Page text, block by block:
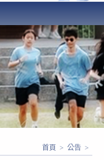
OF NATIONAL
首頁 > 公告 >